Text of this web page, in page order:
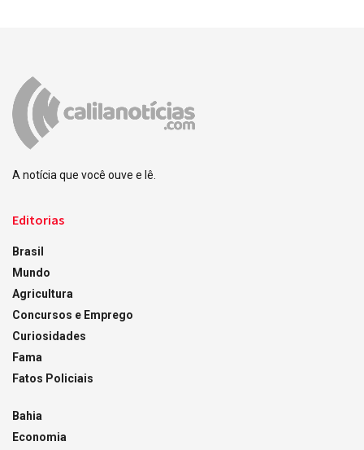
A notícia que você ouve e lê.
Editorias
Brasil
Mundo
Agricultura
Concursos e Emprego
Curiosidades
Fama
Fatos Policiais
Bahia
Economia